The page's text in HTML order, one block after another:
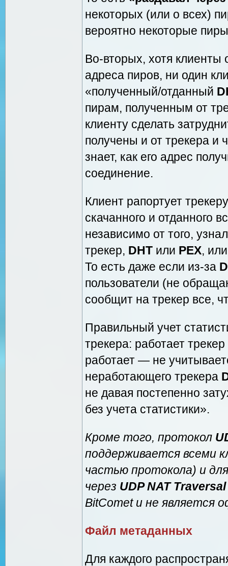
некоторых (или о всех)
вероятно некоторые
Во-вторых, хотя клиенты
адреса пиров, ни один
«полученный/отданный
пирам, полученным от
клиенту сделать
получены и от трекера и
знает, как его адрес
соединение.
Клиент рапортует
скачанного и отданного
независимо от того,
трекер, DHT или PEX,
То есть даже если из-за
пользователи (не
сообщит на трекер все,
Правильный учет
трекера: работает
работает — не
неработающего трекера
не давая постепенно
без учета статистики».
Кроме того, протокол
поддерживается всеми
частью протокола) и
через UDP NAT Traversal
BitComet и не является
Файл метаданных
Для каждого